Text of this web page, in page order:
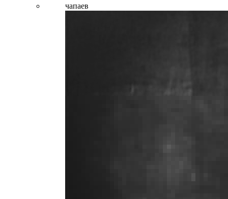
чапаев